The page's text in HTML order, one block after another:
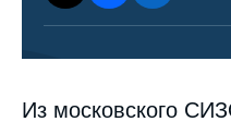
Contenu
intervention
Из московского